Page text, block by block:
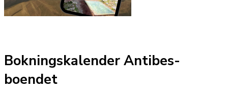
Bokningskalender Antibes-
boendet